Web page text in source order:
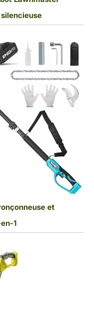
et
1